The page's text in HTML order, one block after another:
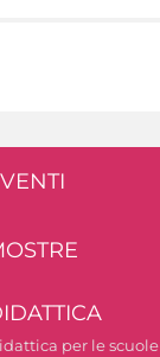
per le scuole